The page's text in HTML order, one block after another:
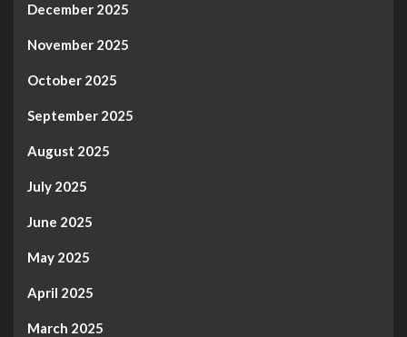
December 2025
November 2025
October 2025
September 2025
August 2025
July 2025
June 2025
May 2025
April 2025
March 2025